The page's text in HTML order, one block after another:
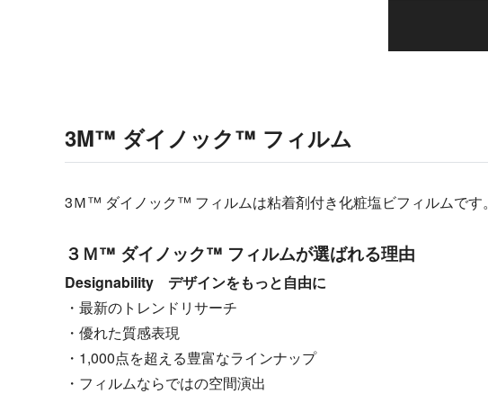
3M™ ダイノック™ フィルム
3Ｍ™ ダイノック™ フィルムは粘着剤付き化粧塩ビフィルムです。
３Ｍ™ ダイノック™ フィルムが選ばれる理由
Designability デザインをもっと自由に
・最新のトレンドリサーチ
・優れた質感表現
・1,000点を超える豊富なラインナップ
・フィルムならではの空間演出